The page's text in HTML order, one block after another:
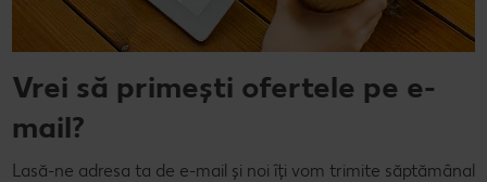
Vrei să primești ofertele pe e-
mail?
Lasă-ne adresa ta de e-mail și noi îți vom trimite săptămânal